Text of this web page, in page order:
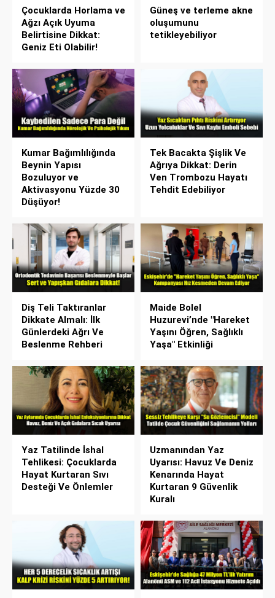
Çocuklarda Horlama ve
Ağzı Açık Uyuma
Belirtisine Dikkat:
Geniz Eti Olabilir!
Güneş ve terleme akne
oluşumunu
tetikleyebiliyor
Kumar Bağımlılığında
Beynin Yapısı
Bozuluyor ve
Aktivasyonu Yüzde 30
Düşüyor!
Tek Bacakta Şişlik Ve
Ağrıya Dikkat: Derin
Ven Trombozu Hayatı
Tehdit Edebiliyor
Diş Teli Taktıranlar
Dikkate Almalı: İlk
Günlerdeki Ağrı Ve
Beslenme Rehberi
Maide Bolel
Huzurevi’nde "Hareket
Yaşını Öğren, Sağlıklı
Yaşa" Etkinliği
Yaz Tatilinde İshal
Tehlikesi: Çocuklarda
Hayat Kurtaran Sıvı
Desteği Ve Önlemler
Uzmanından Yaz
Uyarısı: Havuz Ve Deniz
Kenarında Hayat
Kurtaran 9 Güvenlik
Kuralı